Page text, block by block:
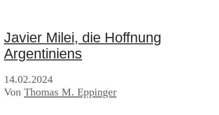
Javier Milei, die Hoffnung
Argentiniens
14.02.2024
Von Thomas M. Eppinger